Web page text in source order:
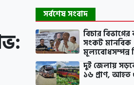
সর্বশেষ সংবাদ
বিচার
সংকট মানবিক
মূল্যবোধসম্পন্ন
দুই জেলায়
১৬ প্রাণ, আহত